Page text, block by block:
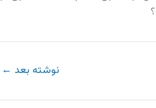
نوشته بعد ←